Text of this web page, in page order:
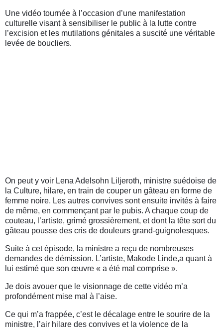
Une vidéo tournée à l’occasion d’une manifestation
culturelle visant à sensibiliser le public à la lutte contre
l’excision et les mutilations génitales a suscité une véritable
levée de boucliers.
On peut y voir Lena Adelsohn Liljeroth, ministre suédoise de
la Culture, hilare, en train de couper un gâteau en forme de
femme noire. Les autres convives sont ensuite invités à faire
de même, en commençant par le pubis. A chaque coup de
couteau, l’artiste, grimé grossièrement, et dont la tête sort du
gâteau pousse des cris de douleurs grand-guignolesques.
Suite à cet épisode, la ministre a reçu de nombreuses
demandes de démission. L’artiste, Makode Linde,a quant à
lui estimé que son œuvre « a été mal comprise ».
Je dois avouer que le visionnage de cette vidéo m’a
profondément mise mal à l’aise.
Ce qui m’a frappée, c’est le décalage entre le sourire de la
ministre, l’air hilare des convives et la violence de la